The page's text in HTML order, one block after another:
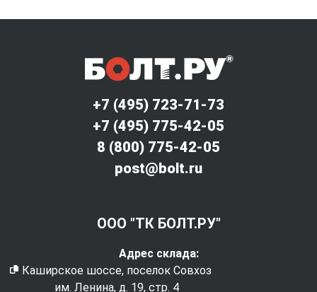
+7 (495) 723-71-73
+7 (495) 775-42-05
8 (800) 775-42-05
post@bolt.ru
ООО "ТК БОЛТ.РУ"
Адрес склада:
Каширское шоссе, поселок Совхоз
им. Ленина, д. 19, стр. 4